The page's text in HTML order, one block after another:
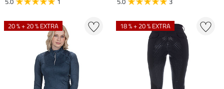
20 % + 20 % EXTRA 18 % + 20 % EXTRA